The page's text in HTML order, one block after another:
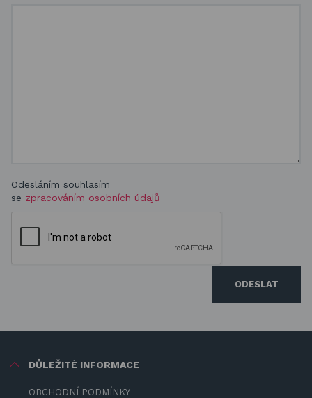
Odesláním souhlasím
se zpracováním osobních údajů
ODESLAT
DŮLEŽITÉ INFORMACE
OBCHODNÍ PODMÍNKY